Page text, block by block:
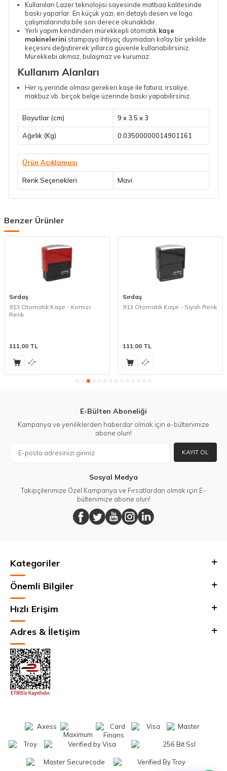
Kullanılan Lazer teknolojisi sayesinde matbaa kalitesinde
baskı yaparlar. En küçük yazı, en detaylı desen ve logo
çalışmalarında bile son derece okunaklıdır.
Yerli yapım kendinden mürekkepli otomatik kaşe
makinelerini stampaya ihtiyaç duymadan kolay bir şekilde
keçesini değiştirerek yıllarca güvenle kullanabilirsiniz.
Mürekkebi akmaz, bulaşmaz ve kurumaz.
Kullanım Alanları
Her iş yerinde olması gereken kaşe ile fatura, irsaliye,
makbuz vb. birçok belge üzerinde baskı yapabilirsiniz.
Boyutlar (cm) 9 x 3.5 x 3
Ağırlık (Kg) 0.03500000014901161
Ürün Açıklaması
Renk Seçenekleri Mavi
Benzer Ürünler
Sırdaş
913 Otomatik Kaşe - Kırmızı
Renk
111,00 TL
Sırdaş
913 Otomatik Kaşe - Siyah Renk
111,00TL
E-Bülten Aboneliği
Kampanya ve yeniliklerden haberdar olmak için e-bültenimize
abone olun!
KAYIT OL
Sosyal Medya
Takipçilerimize Özel Kampanya ve Fırsatlardan olmak için E-
bültenimize abone olun!
Kategoriler
Önemli Bilgiler
Hızlı Erişim
Adres & İletişim